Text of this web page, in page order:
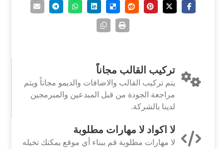
تركيب القالب مجاناً
يتم تركيب القالب والاضافات والديمو مجاناً ويتم
مراجعة الجودة من قبل المبدعين والمبرمجين
لدينا بالشركة.
لا اكواد لا مهارات مطلوبة
لا مهارات مطلوبة قم ببناء أي موقع يمكنك تخيله